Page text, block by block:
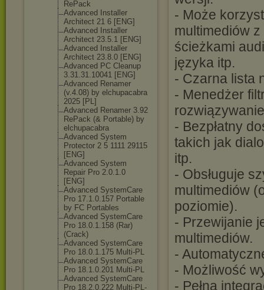
RePack
Advanced Installer
Architect 21 6 [ENG]
Advanced Installer
Architect 23.5.1 [ENG]
Advanced Installer
Architect 23.8.0 [ENG]
Advanced PC Cleanup
3.31.31.10041 [ENG]
Advanced Renamer
(v.4.08) by elchupacabra
2025 [PL]
Advanced Renamer 3.92
RePack (& Portable) by
elchupacabra
Advanced System
Protector 2 5 1111 29115
[ENG]
Advanced System
Repair Pro 2.0.1.0
[ENG]
Advanced SystemCare
Pro 17.1.0.157 Portable
by FC Portables
Advanced SystemCare
Pro 18.0.1.158 (Rar)
(Crack)
Advanced SystemCare
Pro 18.0.1.175 Multi-PL
Advanced SystemCare
Pro 18.1.0.201 Multi-PL
Advanced SystemCare
Pro 18.2.0.222 Multi-PL-
- Może
multimediów
ścieżkami
języka itp.
- Czarna lista
- Menedżer
- Bezpłatny
takich jak
itp.
- Obsługuje
multimediów
poziomie).
- Przewijanie
multimediów.
-
- Możliwość
- Pełna